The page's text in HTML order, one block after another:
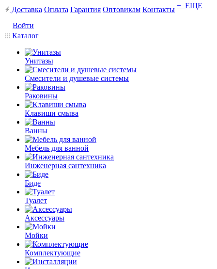
Доставка Оплата Гарантия Оптовикам Контакты + ЕЩЕ
Войти
Каталог
Унитазы
Смесители и душевые системы
Раковины
Клавиши смыва
Ванны
Мебель для ванной
Инженерная сантехника
Биде
Туалет
Аксессуары
Мойки
Комплектующие